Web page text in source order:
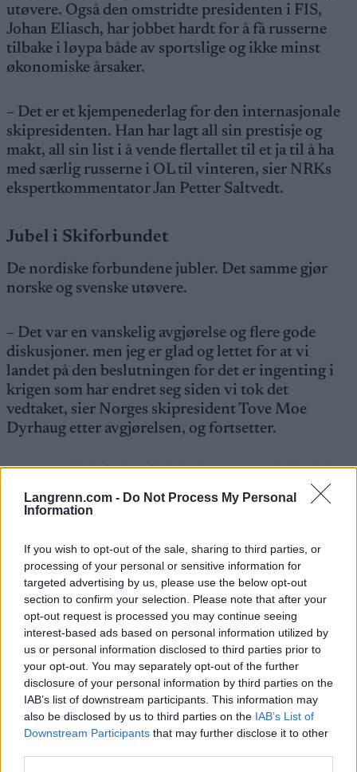
Langrenn.com - Do Not Process My Personal
Information
If you wish to opt-out of the sale, sharing to third parties, or
processing of your personal or sensitive information for
targeted advertising by us, please use the below opt-out
section to confirm your selection. Please note that after your
opt-out request is processed you may continue seeing
interest-based ads based on personal information utilized by
us or personal information disclosed to third parties prior to
your opt-out. You may separately opt-out of the further
disclosure of your personal information by third parties on the
IAB’s list of downstream participants. This information may
also be disclosed by us to third parties on the IAB’s List of
Downstream Participants that may further disclose it to other
utøvere. Også den omstridte presidenten i FIS,
Johan Eliasch, har jobbet hardt for å få russerne
tilbake i løypa både av sportslige og ikke minst
økonomiske årsaker.
– Det er et kjempenederlag for den internasjonale
skipresidenten. Han har lagt all sin prestisje og
makt, all sin list i å vende flertallet til et ja til å ha
med særlig russerne i OL til vinteren, sier NRKs
ekspertkommentator Jan Petter Saltvedt.
Jubel i Skiforbundet
De nordiske forbundene jubler. Det samme gjør
norske og svenske utøvere.
– Det var en vanskelig avgjørelse og flere gode
diskusjoner. men jeg er glad og lettet for at vi
landet på den beslutningen for det er ingenting i
krigen som har endret seg siden vi tok det
vedtaket, sier Norges skipresident Tove Moe
Dyrhaug etter avgjørelsen, og fortsetter.
– Langvarig krig kan ikke belønnes med deltakelse
i verdenscupen og OL.
lettet.
– Dette er en beslutning som jeg støtter – og som er
i tråd med det jeg mener og har ment om saken. Så
lenge russerne er i krig med Ukraina, så bør de
holdes utenfor idretten vår. Ja, jeg mener at FIS har
gjort en korrekt beslutning, sier Klæbo tilTV 2.
OL 2026 arrangeres i Milano/Cortina fra 6. til 22.
februar.